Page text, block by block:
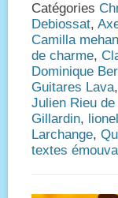
Catégories
Debiossat,
Camilla
de charme,
Dominique
Guitares Lava,
Julien Rieu de
Gillardin,
Larchange,
textes